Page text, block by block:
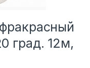
град. 12м,